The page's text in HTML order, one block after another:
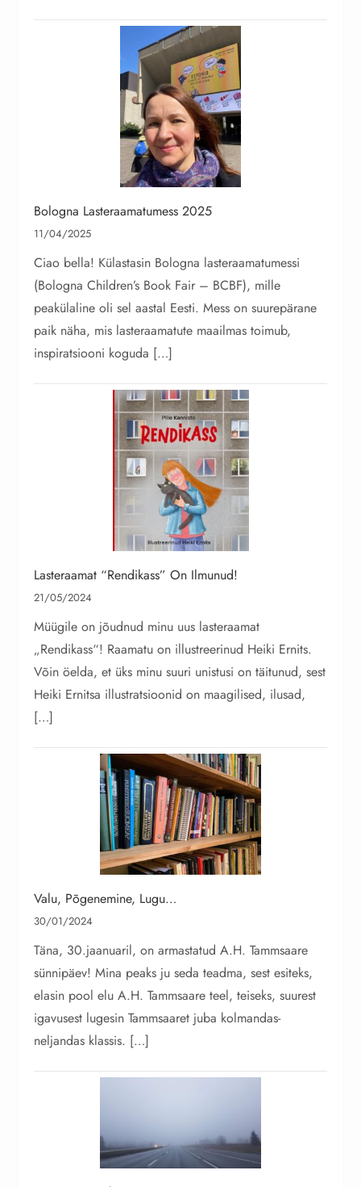
Bologna Lasteraamatumess 2025
11/04/2025
Ciao bella! Külastasin Bologna lasteraamatumessi
(Bologna Children’s Book Fair – BCBF), mille
peakülaline oli sel aastal Eesti. Mess on suurepärane
paik näha, mis lasteraamatute maailmas toimub,
inspiratsiooni koguda […]
Lasteraamat “Rendikass” On Ilmunud!
21/05/2024
Müügile on jõudnud minu uus lasteraamat
„Rendikass“! Raamatu on illustreerinud Heiki Ernits.
Võin öelda, et üks minu suuri unistusi on täitunud, sest
Heiki Ernitsa illustratsioonid on maagilised, ilusad,
[…]
Valu, Põgenemine, Lugu…
30/01/2024
Täna, 30.jaanuaril, on armastatud A.H. Tammsaare
sünnipäev! Mina peaks ju seda teadma, sest esiteks,
elasin pool elu A.H. Tammsaare teel, teiseks, suurest
igavusest lugesin Tammsaaret juba kolmandas-
neljandas klassis. […]